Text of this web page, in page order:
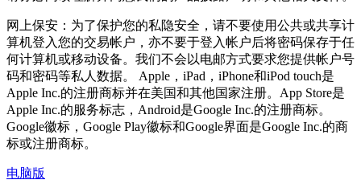
网上保安：为了保护您的私隐安全，请不要使用公共或共享计
算机登入您的交易帐户，亦不要于登入帐户后将密码保存于任
何计算机或移动设备。我们不会以电邮方式要求您提供帐户号
码和密码等私人数据。 Apple，iPad，iPhone和iPod touch是
Apple Inc.的注册商标并在美国和其他国家注册。App Store是
Apple Inc.的服务标志，Android是Google Inc.的注册商标。
Google徽标，Google Play徽标和Google界面是Google Inc.的商
标或注册商标。
电脑版